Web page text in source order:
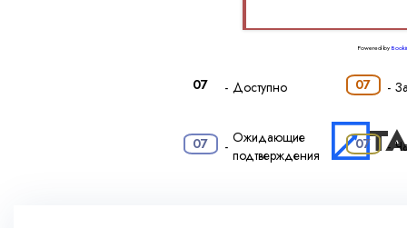
Powered by
07 - Доступно 07 -
07 - Ожидающие
подтверждения
·
07 -